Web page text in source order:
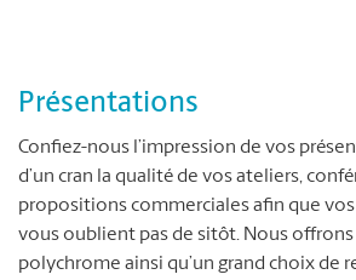
Présentations
Confiez-nous l’impression de vos
d’un cran la qualité de vos ateliers,
propositions commerciales afin que
vous oublient pas de sitôt. Nous offrons
polychrome ainsi qu’un grand choix de